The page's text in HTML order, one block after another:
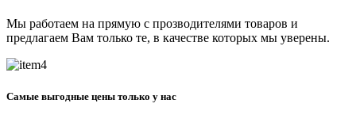
Мы работаем на прямую с прозводителями товаров и
предлагаем Вам только те, в качестве которых мы уверены.
Самые выгодные цены только у нас